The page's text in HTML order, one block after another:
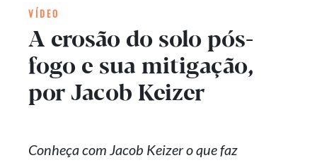
VÍDEO
A erosão do solo pós-
fogo e sua mitigação,
por Jacob Keizer
Conheça com Jacob Keizer o que faz